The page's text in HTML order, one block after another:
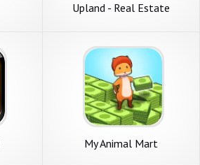
Upland - Real Estate
My Animal Mart